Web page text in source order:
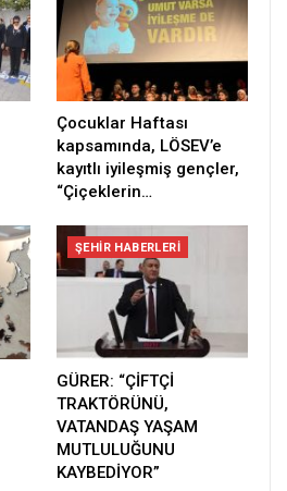
Çocuklar Haftası
kapsamında, LÖSEV’e
kayıtlı iyileşmiş gençler,
“Çiçeklerin…
ŞEHIR HABERLERI
GÜRER: “ÇİFTÇİ
TRAKTÖRÜNÜ,
VATANDAŞ YAŞAM
MUTLULUĞUNU
KAYBEDİYOR”